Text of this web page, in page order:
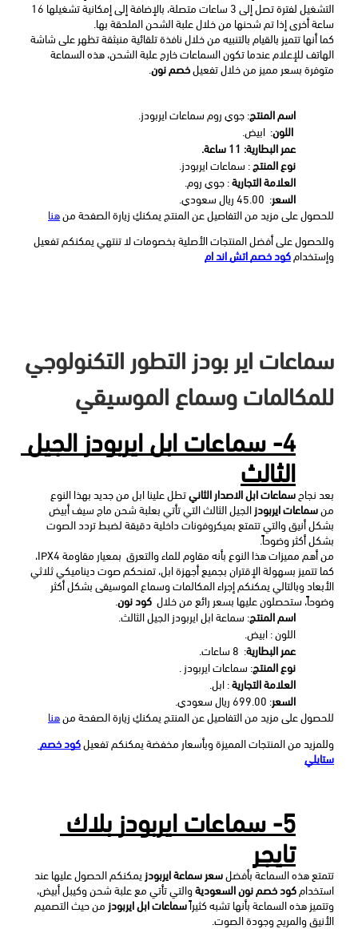
ساعة أخرى إذا تم شحنها من خلال علبة الشحن الملحقة بها.
متوفرة بسعر مميز من خلال تفعيل خصم نون
اسم المنتج: جوي روم سماعات ايربودز.
اللون:  ابيض.
عمر البطارية: 11 ساعة
.
نوع المنتج : سماعات ايربودز.
العلامة التجارية : جوي روم.
السعر:  45.00 ريال سعودي.
للحصول على مزيد من التفاصيل عن المنتج يمكنكِ زيارة الصفحة من هنا
وإستخدام كود خصم اتش اند ام
سماعات اير بودز التطور التكنولوجي
للمكالمات وسماع الموسيقي
الثالث
بعد نجاح سماعات ابل الاصدار الثاني
من سماعات ايربودز
بشكل أكثر وضوحاً.
وضوحاً، ستحصلون عليها بسعر رائع من خلال كود نون.
اسم المنتج: سماعة ابل ايربودز الجيل الثالث.
اللون : ابيض.
عمر البطارية:  8 ساعات.
نوع المنتج: سماعات ايربودز .
العلامة التجارية : ابل.
السعر: 699.00 ريال سعودي.
للحصول على مزيد من التفاصيل عن المنتج يمكنكِ زيارة الصفحة من هنا
وللمزيد من المنتجات المميزة وبأسعار مخفضة يمكنكم تفعيل
ستايلي
تايجر
تتمتع هذه السماعة بأفضل سعر سماعة ايربودز
استخدام كود خصم نون السعودية
وتتميز هذه السماعة بأنها تشبه كثيراً سماعات ابل ايربودز
الأنيق والمريح وجودة الصوت.